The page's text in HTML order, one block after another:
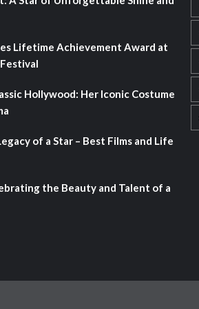
Lifetime Achievement Award at
Hollywood: Her Iconic Costume
of a Star – Best Films and Life
the Beauty and Talent of a